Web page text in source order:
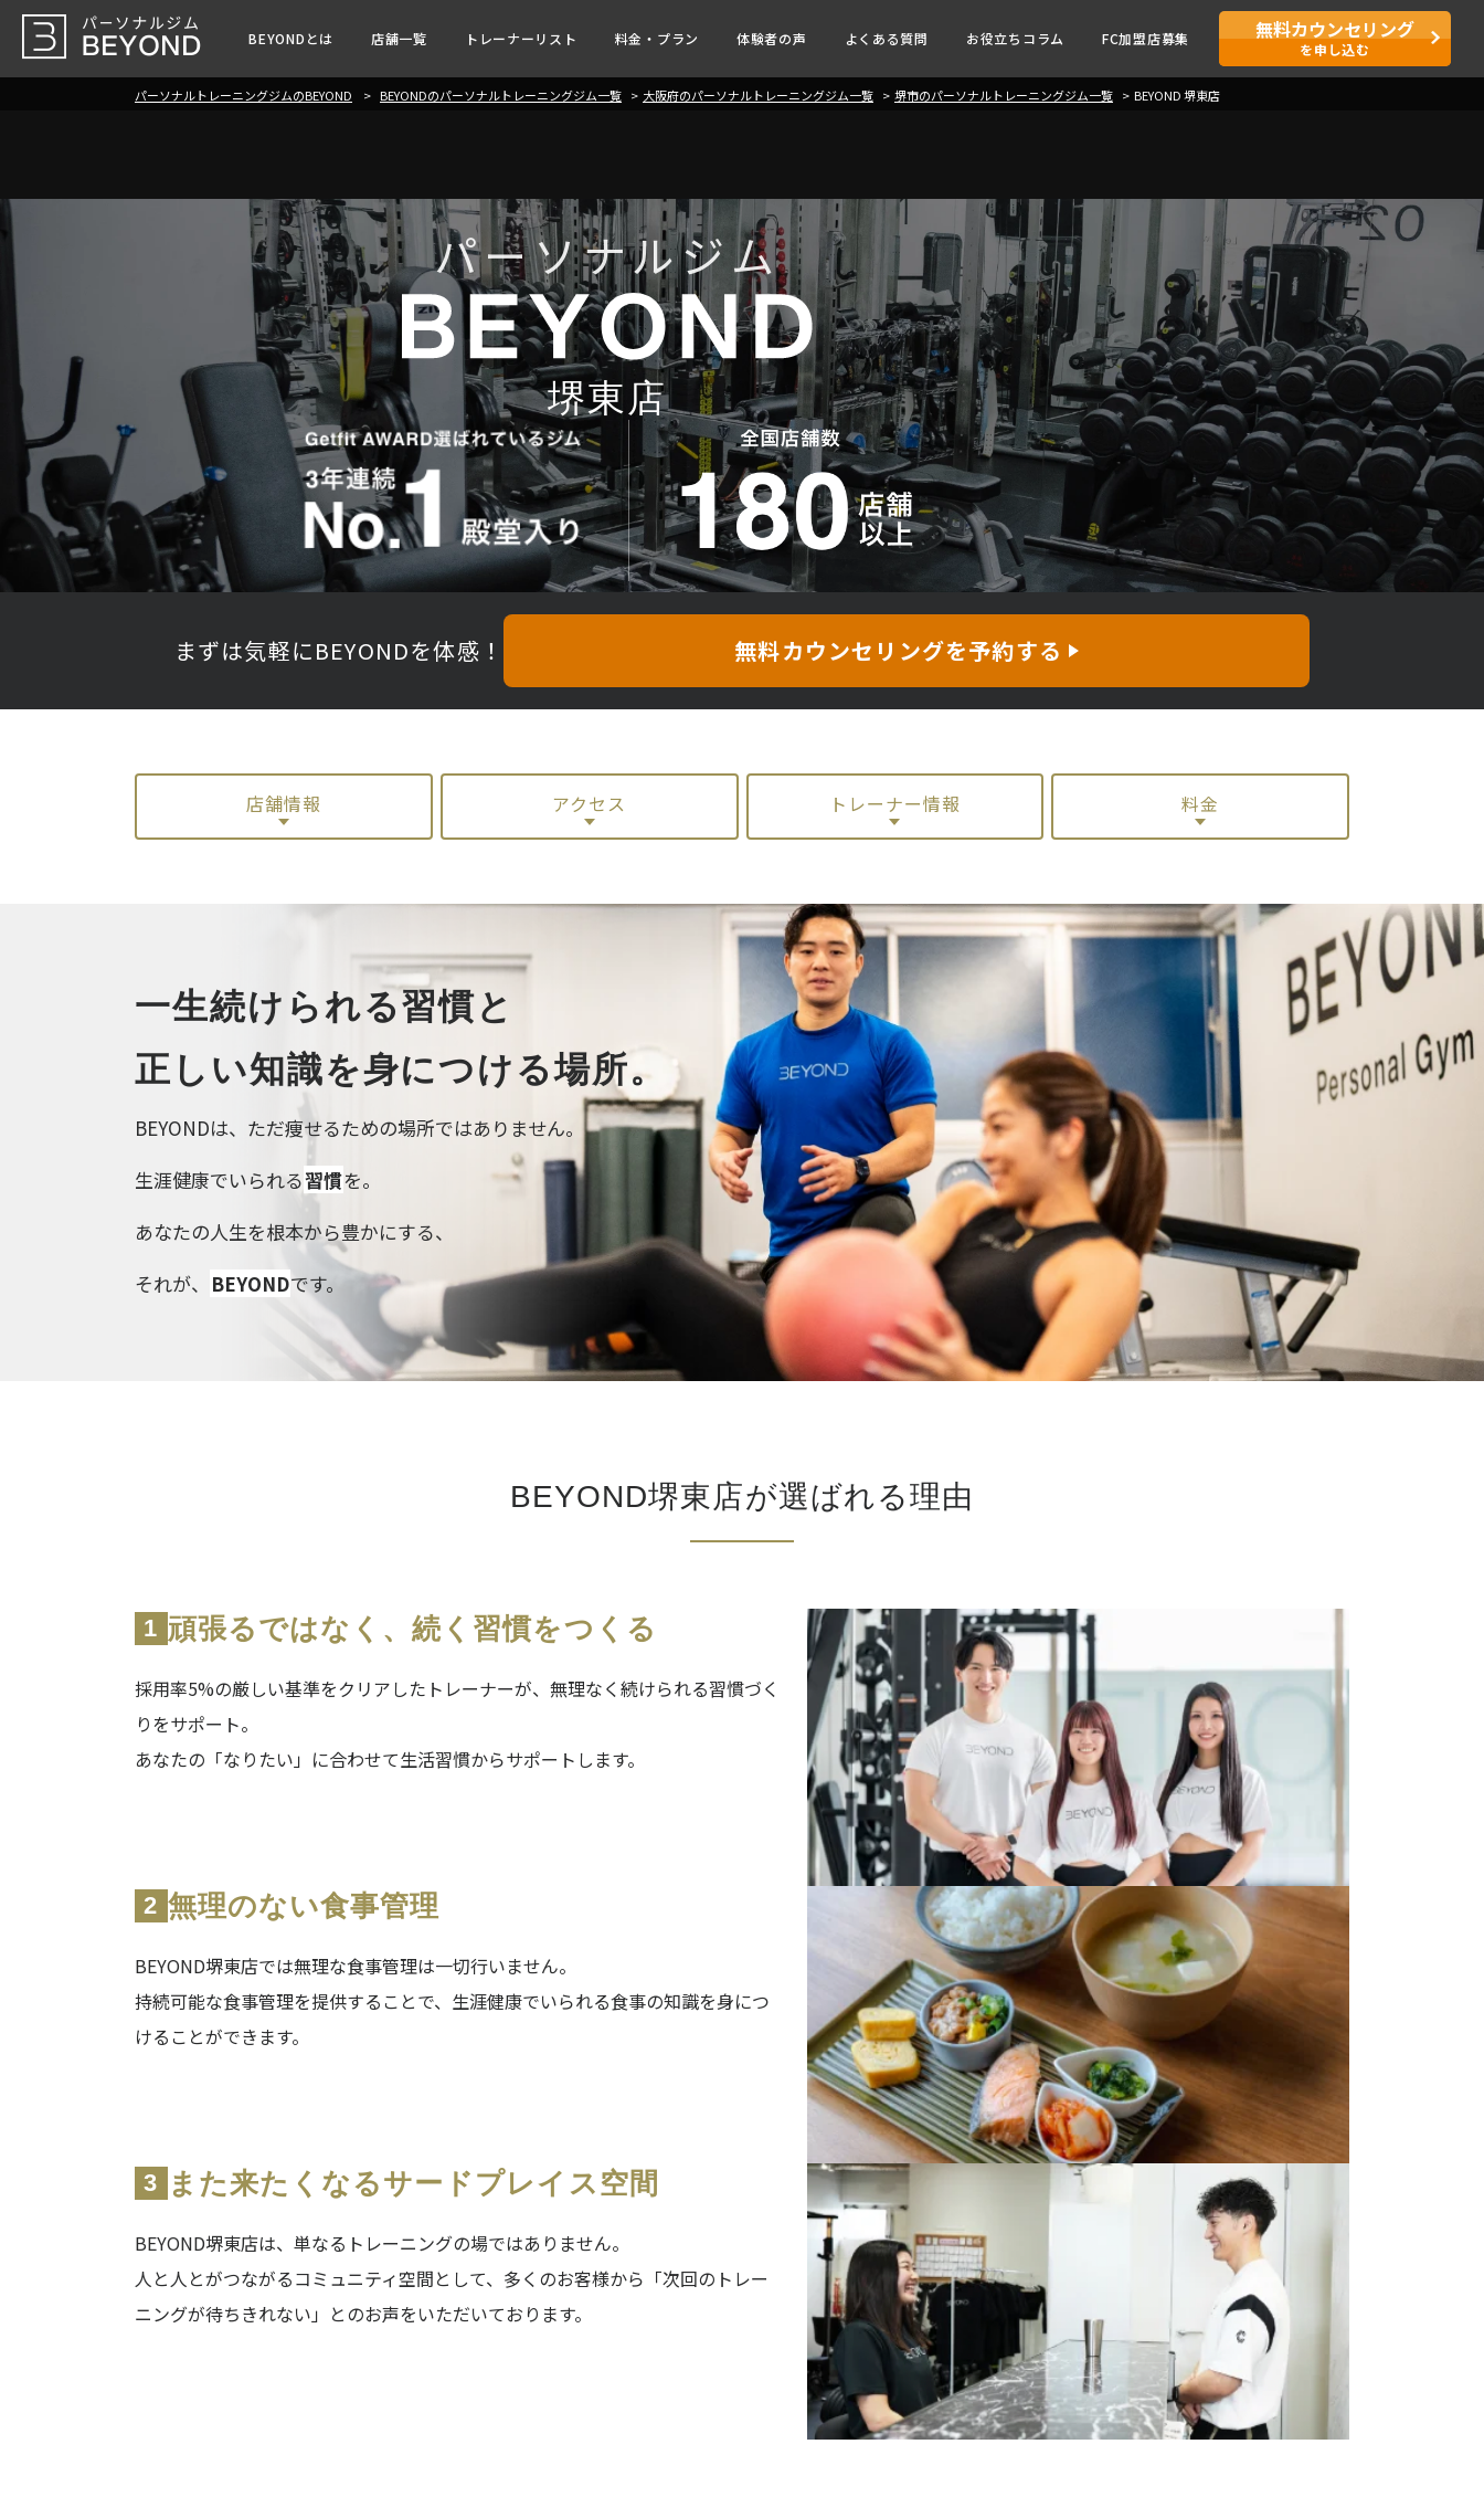
無料カウンセリング
を申し込む
BEYONDとは 店舗一覧 トレーナーリスト 料金・プラン 体験者の声 よくある質問 お役立ちコラム FC加盟店募集
パーソナルトレーニングジムのBEYOND BEYONDのパーソナルトレーニングジム一覧 大阪府のパーソナルトレーニングジム一覧 堺市のパーソナルトレーニングジム一覧 BEYOND 堺東店
パーソナルジム
堺東店
まずは気軽にBEYONDを体感！ 無料カウンセリングを予約する
店舗情報 アクセス トレーナー情報 料金
一生続けられる習慣と
正しい知識を身につける場所。
BEYONDは、ただ痩せるための場所ではありません。
生涯健康でいられる習慣を。
あなたの人生を根本から豊かにする、
それが、 BEYONDです。
BEYOND堺東店が選ばれる理由
1 頑張るではなく、続く習慣をつくる
採用率5%の厳しい基準をクリアしたトレーナーが、無理なく続けられる習慣づく
りをサポート。
あなたの「なりたい」に合わせて生活習慣からサポートします。
2 無理のない食事管理
BEYOND堺東店では無理な食事管理は一切行いません。
持続可能な食事管理を提供することで、生涯健康でいられる食事の知識を身につ
けることができます。
3 また来たくなるサードプレイス空間
BEYOND堺東店は、単なるトレーニングの場ではありません。
人と人とがつながるコミュニティ空間として、多くのお客様から「次回のトレー
ニングが待ちきれない」とのお声をいただいております。